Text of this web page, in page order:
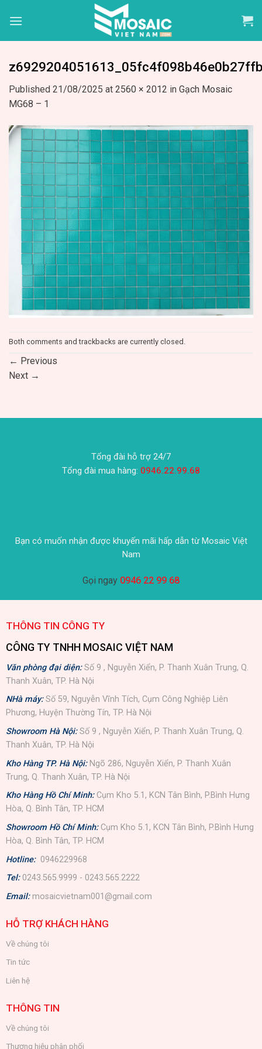
Published 21/08/2025 at 2560 × 2012 in Gạch Mosaic
MG68 – 1
Both comments and trackbacks are currently closed.
← Previous
Next →
Tổng đài hỗ trợ 24/7
Tổng đài mua hàng: 0946.22.99.68
Bạn có muốn nhận được khuyến mãi hấp dẫn từ Mosaic Việt
Nam
Gọi ngay 0946 22 99 68
THÔNG TIN CÔNG TY
CÔNG TY TNHH MOSAIC VIỆT NAM
Văn phòng đại diện:Số 9 , Nguyễn Xiển, P. Thanh Xuân Trung, Q.
Thanh Xuân, TP. Hà Nội
NHà máy: Số 59, Nguyễn Vĩnh Tích, Cụm Công Nghiệp Liên
Phương, Huyện Thường Tín, TP. Hà Nội
Showroom Hà Nội: Số 9 , Nguyễn Xiển, P. Thanh Xuân Trung, Q.
Thanh Xuân, TP. Hà Nội
Kho Hàng TP. Hà Nội: Ngõ 286, Nguyễn Xiển, P. Thanh Xuân
Trung, Q. Thanh Xuân, TP. Hà Nội
Kho Hàng Hồ Chí Minh: Cụm Kho 5.1, KCN Tân Bình, P.Bình Hưng
Hòa, Q. Bình Tân, TP. HCM
Showroom Hồ Chí Minh: Cụm Kho 5.1, KCN Tân Bình, P.Bình Hưng
Hòa, Q. Bình Tân, TP. HCM
Hotline: 0946229968
Tel: 0243.565.9999 - 0243.565.2222
Email: mosaicvietnam001@gmail.com
HỖ TRỢ KHÁCH HÀNG
Về chúng tôi
Tin tức
Liên hệ
THÔNG TIN
Về chúng tôi
Thương hiệu phân phối